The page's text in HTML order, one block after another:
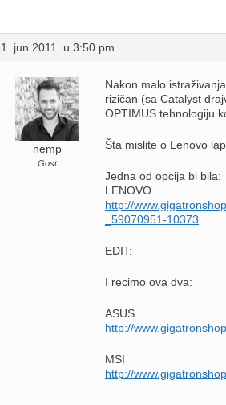
1. jun 2011. u 3:50 pm
nemp
Gost
Nakon malo
rizičan (sa Catalyst
OPTIMUS tehnologiju
Šta mislite o Lenovo
Jedna od opcija bi bila:
LENOVO
http://
_59070951-10373
EDIT:
I recimo ova dva:
ASUS
http://
MSI
http://